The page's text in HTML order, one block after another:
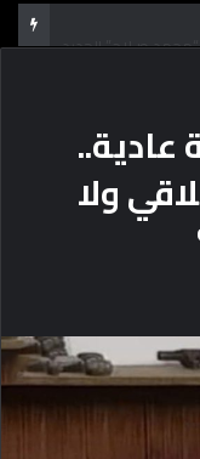
ولا